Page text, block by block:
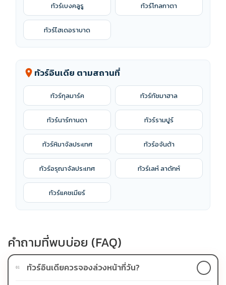
ทัวร์เบงคลูรู ทัวร์โกลกาตา
ทัวร์ไฮเดอราบาด
location_on ทัวร์อินเดีย ตามสถานที่
ทัวร์กุลมาร์ค ทัวร์ทัชมาฮาล
ทัวร์นาร์กานดา ทัวร์รามปูร์
ทัวร์หิมาจัลประเทศ ทัวร์อจันต้า
ทัวร์อรุณาจัลประเทศ ทัวร์เลห์ ลาดักห์
ทัวร์แคชเมียร์
คำถามที่พบบ่อย (FAQ)
01 ทัวร์อินเดียควรจองล่วงหน้ากี่วัน?